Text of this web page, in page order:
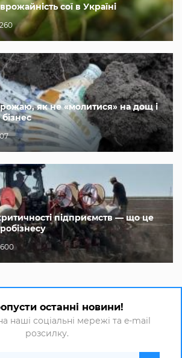
сої в Україні
як не «молитися» на дощ і
підприємств — що це
600
останні новини!
наші соціальні мережі та e-mail
розсилку.